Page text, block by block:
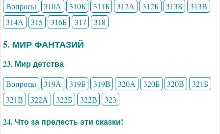
Вопросы 310А 310Б 311Б 312А 312Б 313Б
313В
314А
315 316Б 317 318
5. МИР ФАНТАЗИЙ
23. Мир детства
Вопросы 319А 319Б 319В 320А 320Б 320В
321Б
321В
322А 322Б 322В 323
24. Что за прелесть эти сказки!